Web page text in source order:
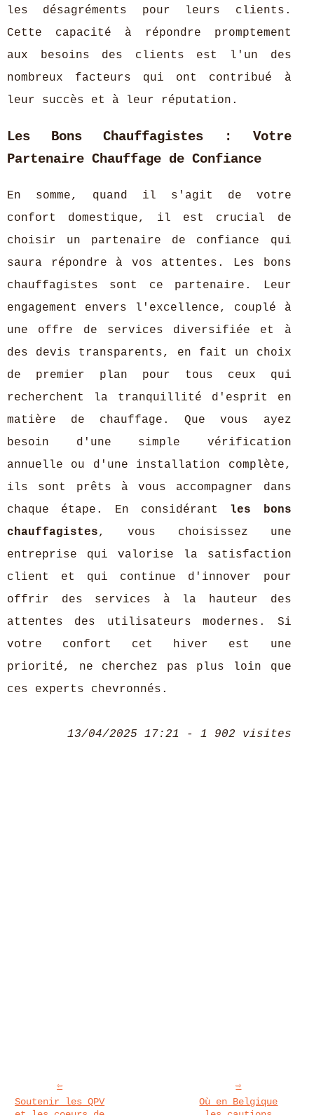
les désagréments pour leurs clients.
Cette capacité à répondre promptement
aux besoins des clients est l'un des
nombreux facteurs qui ont contribué à
leur succès et à leur réputation.
Les Bons Chauffagistes : Votre
Partenaire Chauffage de Confiance
En somme, quand il s'agit de votre
confort domestique, il est crucial de
choisir un partenaire de confiance qui
saura répondre à vos attentes. Les bons
chauffagistes sont ce partenaire. Leur
engagement envers l'excellence, couplé à
une offre de services diversifiée et à
des devis transparents, en fait un choix
de premier plan pour tous ceux qui
recherchent la tranquillité d'esprit en
matière de chauffage. Que vous ayez
besoin d'une simple vérification
annuelle ou d'une installation complète,
ils sont prêts à vous accompagner dans
chaque étape. En considérant
les bons
chauffagistes, vous choisissez une
entreprise qui valorise la satisfaction
client et qui continue d'innover pour
offrir des services à la hauteur des
attentes des utilisateurs modernes. Si
votre confort cet hiver est une
priorité, ne cherchez pas plus loin que
ces experts chevronnés.
13/04/2025 17:21 - 1 902 visites
Soutenir les QPV
Où en Belgique